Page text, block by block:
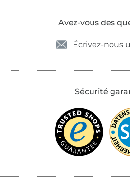
Avez-vous des
Écrivez-nous
Sécurité